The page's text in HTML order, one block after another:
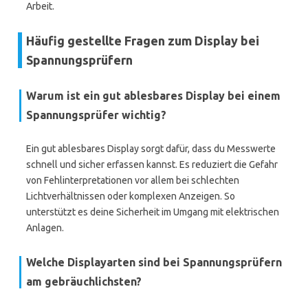
Arbeit.
Häufig gestellte Fragen zum Display bei
Spannungsprüfern
Warum ist ein gut ablesbares Display bei einem
Spannungsprüfer wichtig?
Ein gut ablesbares Display sorgt dafür, dass du Messwerte
schnell und sicher erfassen kannst. Es reduziert die Gefahr
von Fehlinterpretationen vor allem bei schlechten
Lichtverhältnissen oder komplexen Anzeigen. So
unterstützt es deine Sicherheit im Umgang mit elektrischen
Anlagen.
Welche Displayarten sind bei Spannungsprüfern
am gebräuchlichsten?